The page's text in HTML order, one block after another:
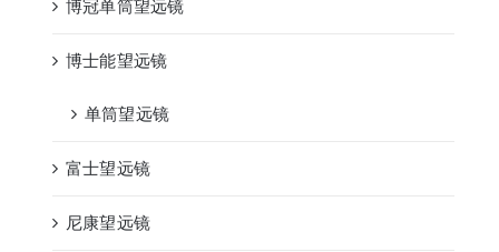
博冠单筒望远镜
博士能望远镜
单筒望远镜
富士望远镜
尼康望远镜